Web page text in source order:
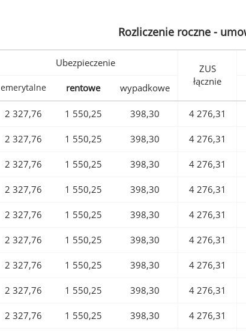
Rozliczenie roczne -
Ubezpieczenie
ZUS
łącznie
emerytalne rentowe wypadkowe
2 327,76 1 550,25 398,30 4 276,31
2 327,76 1 550,25 398,30 4 276,31
2 327,76 1 550,25 398,30 4 276,31
2 327,76 1 550,25 398,30 4 276,31
2 327,76 1 550,25 398,30 4 276,31
2 327,76 1 550,25 398,30 4 276,31
2 327,76 1 550,25 398,30 4 276,31
2 327,76 1 550,25 398,30 4 276,31
2 327,76 1 550,25 398,30 4 276,31